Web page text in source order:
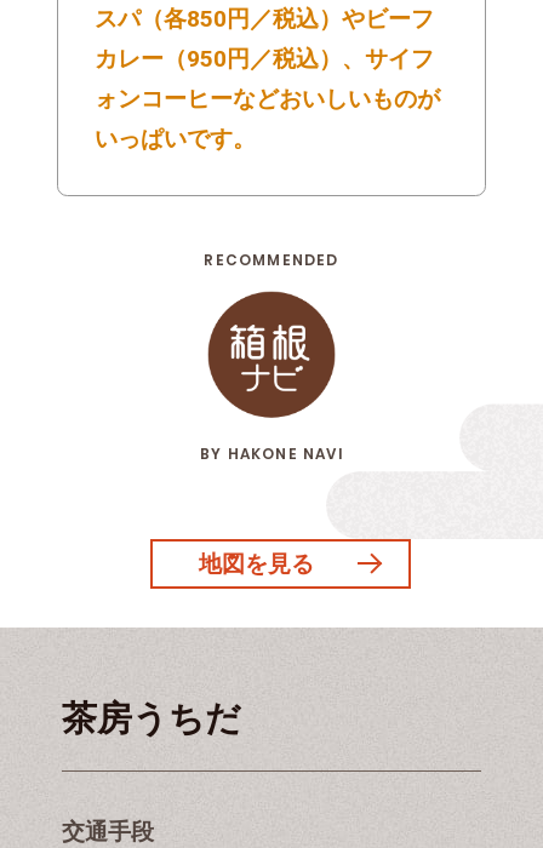
スパ（各850円／税込）やビーフ
カレー（950円／税込）、サイフ
ォンコーヒーなどおいしいものが
いっぱいです。
RECOMMENDED
BY HAKONE NAVI
地図を見る
茶房うちだ
交通手段